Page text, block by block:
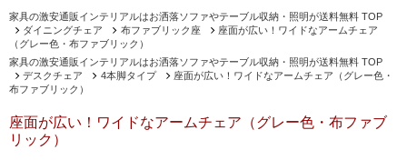
家具の激安通販インテリアルはお洒落ソファやテーブル収納・照明が送料無料 TOP
ダイニングチェア
布ファブリック座
座面が広い！ワイドなアームチェア
（グレー色・布ファブリック）
家具の激安通販インテリアルはお洒落ソファやテーブル収納・照明が送料無料 TOP
デスクチェア
4本脚タイプ
座面が広い！ワイドなアームチェア（グレー色・
布ファブリック）
座面が広い！ワイドなアームチェア（グレー色・布ファブ
リック）